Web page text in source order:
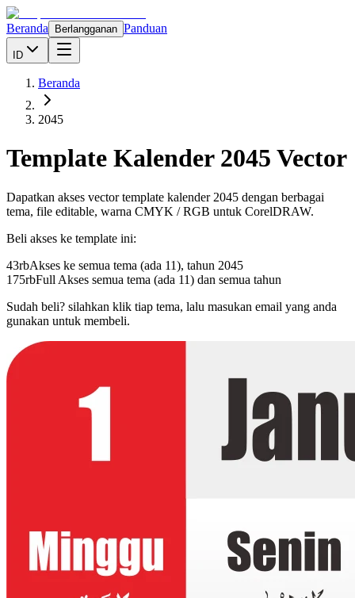
Beranda Berlangganan Panduan
ID
Beranda
2045
Template Kalender 2045 Vector
Dapatkan akses vector template kalender 2045 dengan berbagai
tema, file editable, warna CMYK / RGB untuk CorelDRAW.
Beli akses ke template ini:
43rbAkses ke semua tema (ada 11), tahun 2045
175rbFull Akses semua tema (ada 11) dan semua tahun
Sudah beli? silahkan klik tiap tema, lalu masukan email yang anda
gunakan untuk membeli.